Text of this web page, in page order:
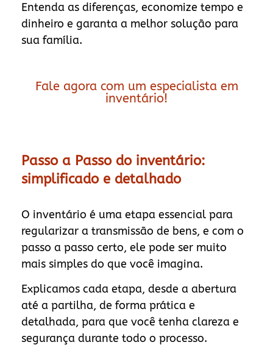
Entenda as diferenças, economize tempo e
dinheiro e garanta a melhor solução para
sua família.
Fale agora com um especialista em
inventário!
Passo a Passo do inventário:
simplificado e detalhado
O inventário é uma etapa essencial para
regularizar a transmissão de bens, e com o
passo a passo certo, ele pode ser muito
mais simples do que você imagina.
Explicamos cada etapa, desde a abertura
até a partilha, de forma prática e
detalhada, para que você tenha clareza e
segurança durante todo o processo.